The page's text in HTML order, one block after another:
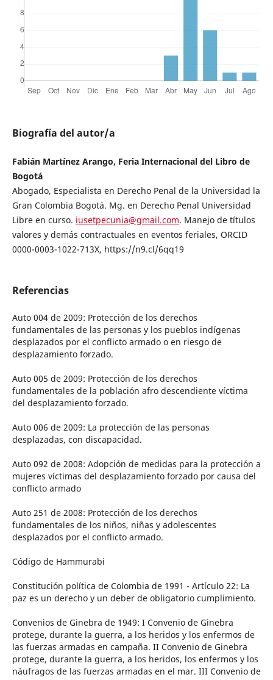
Biografía del autor/a
Fabián Martínez Arango, Feria Internacional del Libro de
Bogotá
Abogado, Especialista en Derecho Penal de la Universidad la
Gran Colombia Bogotá. Mg. en Derecho Penal Universidad
Libre en curso. iusetpecunia@gmail.com. Manejo de títulos
valores y demás contractuales en eventos feriales, ORCID
0000-0003-1022-713X, https://n9.cl/6qq19
Referencias
Auto 004 de 2009: Protección de los derechos
fundamentales de las personas y los pueblos indígenas
desplazados por el conflicto armado o en riesgo de
desplazamiento forzado.
Auto 005 de 2009: Protección de los derechos
fundamentales de la población afro descendiente víctima
del desplazamiento forzado.
Auto 006 de 2009: La protección de las personas
desplazadas, con discapacidad.
Auto 092 de 2008: Adopción de medidas para la protección a
mujeres víctimas del desplazamiento forzado por causa del
conflicto armado
Auto 251 de 2008: Protección de los derechos
fundamentales de los niños, niñas y adolescentes
desplazados por el conflicto armado.
Código de Hammurabi
Constitución política de Colombia de 1991 - Artículo 22: La
paz es un derecho y un deber de obligatorio cumplimiento.
Convenios de Ginebra de 1949: I Convenio de Ginebra
protege, durante la guerra, a los heridos y los enfermos de
las fuerzas armadas en campaña. II Convenio de Ginebra
protege, durante la guerra, a los heridos, los enfermos y los
náufragos de las fuerzas armadas en el mar. III Convenio de